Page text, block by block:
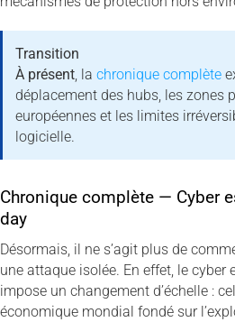
Transition
À présent, lachronique complète
déplacement des hubs, les zones
européennes et les limites
logicielle.
Chronique complète — Cyber
day
Désormais, il ne s’agit plus de
une attaque isolée. En effet, le cyber
impose un changement d’échelle :
économique mondial fondé sur